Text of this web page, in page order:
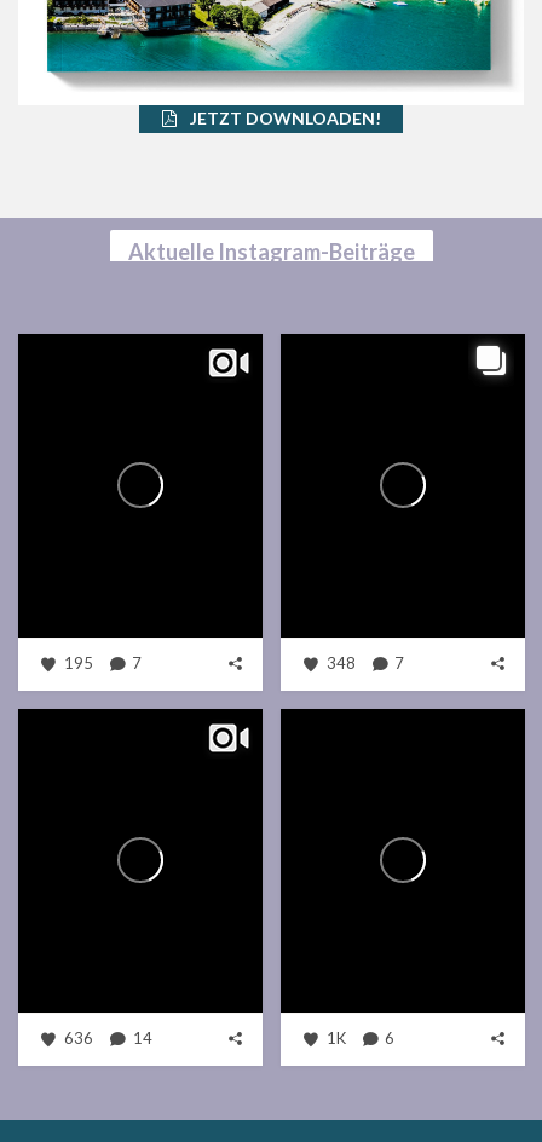
JETZT DOWNLOADEN!
Aktuelle Instagram-Beiträge
195 7 348 7
636 14 1K 6